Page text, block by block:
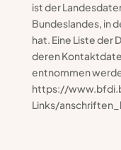
ist der
Bundeslandes, in
hat. Eine Liste
deren
entnommen
https://
Links/